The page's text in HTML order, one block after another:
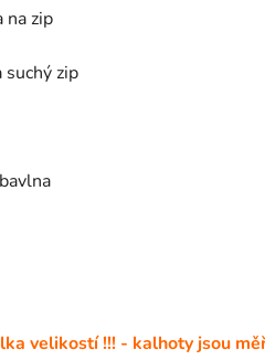
na zip
suchý zip
velikostí !!! - kalhoty jsou